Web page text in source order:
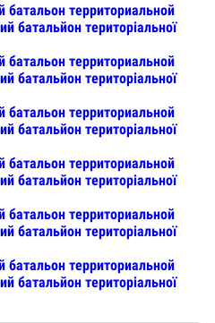
территориальной
батальйон територіальної
территориальной
батальйон територіальної
территориальной
батальйон територіальної
территориальной
батальйон територіальної
территориальной
батальйон територіальної
территориальной
батальйон територіальної